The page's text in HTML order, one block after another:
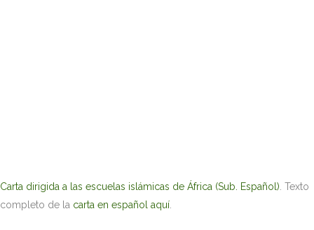
Carta dirigida a las escuelas islámicas de África (Sub. Español) . Texto
completo de la carta en español aquí